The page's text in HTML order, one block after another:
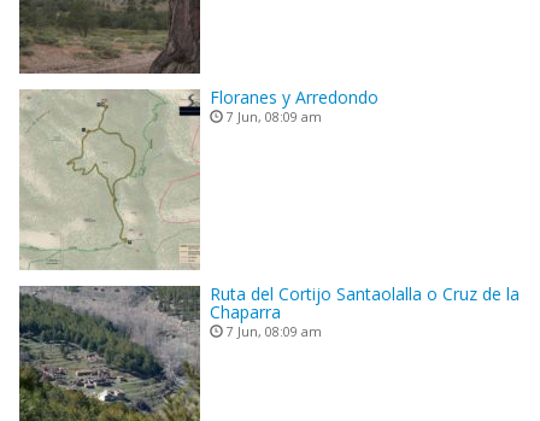
Floranes y Arredondo
7 Jun, 08:09 am
Ruta del Cortijo Santaolalla o Cruz de la
Chaparra
7 Jun, 08:09 am